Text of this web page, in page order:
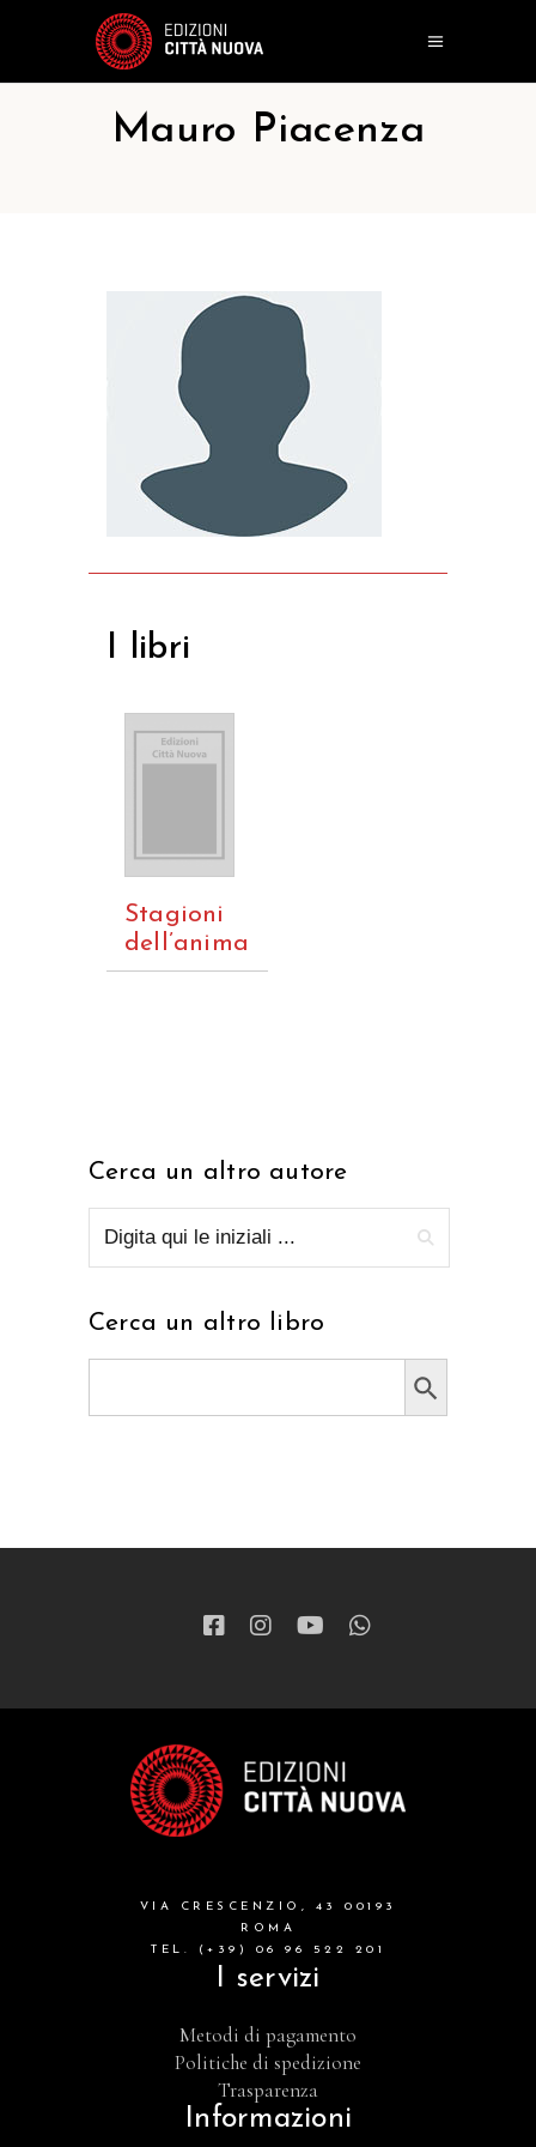
Mauro Piacenza
I libri
Stagioni
dell’anima
Cerca un altro autore
Cerca un altro libro
Search Button
VIA CRESCENZIO, 43 00193
ROMA
TEL. (+39) 06 96 522 201
I servizi
Metodi di pagamento
Politiche di spedizione
Trasparenza
Informazioni